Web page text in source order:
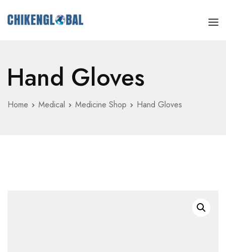
治験（臨床試験）とは
参加する
Hand Gloves
Home Medical Medicine Shop Hand Gloves